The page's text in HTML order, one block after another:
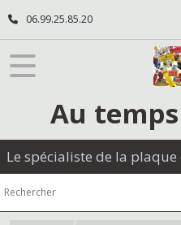
06.99.25.85.20
Au
Le spécialiste de la plaque